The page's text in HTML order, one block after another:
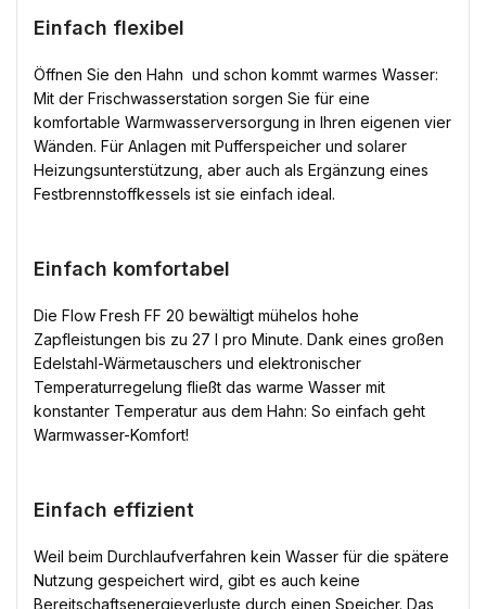
Einfach flexibel
Öffnen Sie den Hahn  und schon kommt warmes Wasser:
Mit der Frischwasserstation sorgen Sie für eine
komfortable Warmwasserversorgung in Ihren eigenen vier
Wänden. Für Anlagen mit Pufferspeicher und solarer
Heizungsunterstützung, aber auch als Ergänzung eines
Festbrennstoffkessels ist sie einfach ideal.
Einfach komfortabel
Die Flow Fresh FF 20 bewältigt mühelos hohe
Zapfleistungen bis zu 27 l pro Minute. Dank eines großen
Edelstahl-Wärmetauschers und elektronischer
Temperaturregelung fließt das warme Wasser mit
konstanter Temperatur aus dem Hahn: So einfach geht
Warmwasser-Komfort!
Einfach effizient
Weil beim Durchlaufverfahren kein Wasser für die spätere
Nutzung gespeichert wird, gibt es auch keine
Bereitschaftsenergieverluste durch einen Speicher. Das